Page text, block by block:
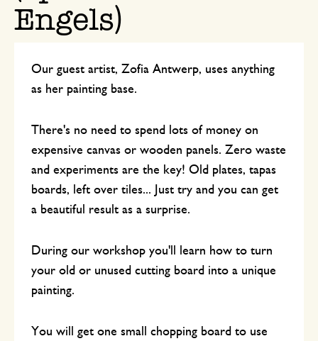
Engels)
Our guest artist, Zofia Antwerp, uses anything
as her painting base.
There's no need to spend lots of money on
expensive canvas or wooden panels. Zero waste
and experiments are the key! Old plates, tapas
boards, left over tiles... Just try and you can get
a beautiful result as a surprise.
During our workshop you'll learn how to turn
your old or unused cutting board into a unique
painting.
You will get one small chopping board to use